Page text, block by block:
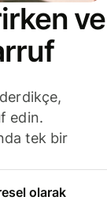
ve
edin.
tek bir
olarak